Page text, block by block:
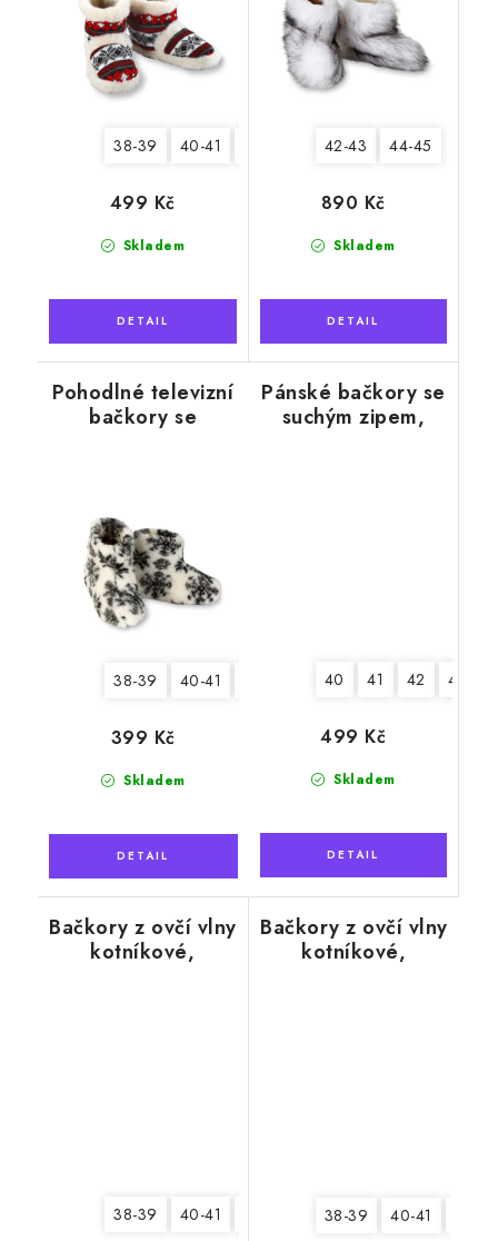
38-39 40-41 44-45
Skladem
499 Kč
42-43 44-45
Skladem
890 Kč
Pohodlné televizní
bačkory se
38-39 40-41 44-45
Skladem
399 Kč
Pánské bačkory se
suchým zipem,
40 41 42 44
Skladem
499 Kč
Bačkory z ovčí vlny
kotníkové,
38-39 40-41
Bačkory z ovčí vlny
kotníkové,
38-39 40-41